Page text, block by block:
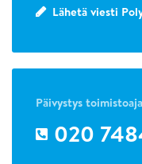
Lähetä viesti
Päivystys
020